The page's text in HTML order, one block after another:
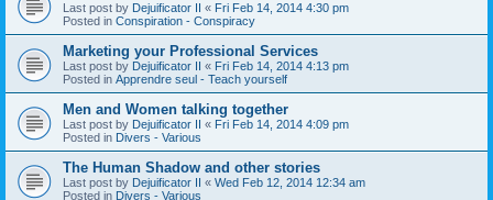
Last post by Dejuificator II « Fri Feb 14, 2014 4:30 pm
Posted in Conspiration - Conspiracy
Marketing your Professional Services
Last post by Dejuificator II « Fri Feb 14, 2014 4:13 pm
Posted in Apprendre seul - Teach yourself
Men and Women talking together
Last post by Dejuificator II « Fri Feb 14, 2014 4:09 pm
Posted in Divers - Various
The Human Shadow and other stories
Last post by Dejuificator II « Wed Feb 12, 2014 12:34 am
Posted in Divers - Various